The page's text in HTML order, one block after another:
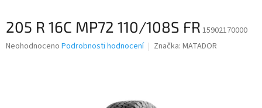
205 R 16C MP72 110/108S FR 15902170000
Průměrné
Neohodnoceno Podrobnosti hodnocení Značka: MATADOR